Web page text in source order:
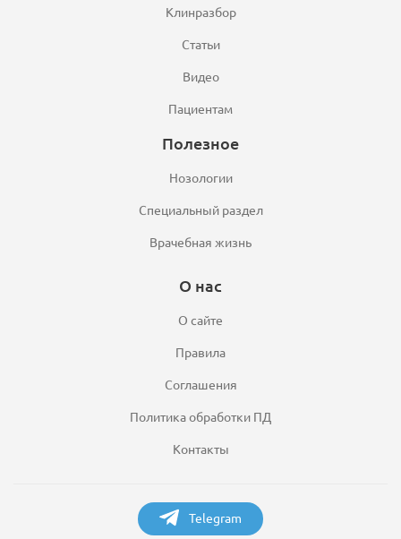
Клинразбор
Статьи
Видео
Пациентам
Полезное
Нозологии
Специальный раздел
Врачебная жизнь
О нас
О сайте
Правила
Соглашения
Политика обработки ПД
Контакты
Telegram